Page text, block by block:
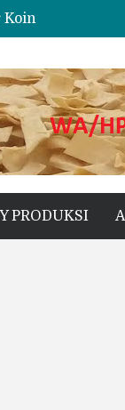
Koin
Kecil hingga
PRODUKSI